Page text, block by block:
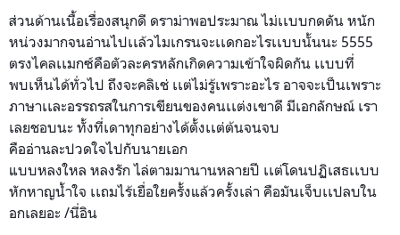
ส่วนด้านเนื้อเรื่องสนุกดี ดราม่าพอประมาณ ไม่เเบบกดดัน หนัก
หน่วงมากจนอ่านไปเเล้วไมเกรนจะเเดกอะไรเเบบนั้นนะ 5555
ตรงไคลเเมกซ์คือตัวละครหลักเกิดความเข้าใจผิดกัน เเบบที่
พบเห็นได้ทั่วไป ถึงจะคลิเช่ เเต่ไม่รู้เพราะอะไร อาจจะเป็นเพราะ
ภาษาเเละอรรถรสในการเขียนของคนเเต่งเขาด ี มีเอกลักษณ์ เรา
เลยชอบนะ ทั้งที่เดาทุกอย่างได้ตั้งเเต่ต้นจนจบ
คืออ่านละปวดใจไปกับนายเอก
แบบหลงใหล หลงรัก ไล่ตามมานานหลายปี เเต่โดนปฏิเสธเเบบ
หักหาญน้ำใจ เเถมไร้เยื่อใยครั้งแล้วครั้งเล่า คือมันเจ็บเเปลบใน
อกเลยอะ /นี่อิน